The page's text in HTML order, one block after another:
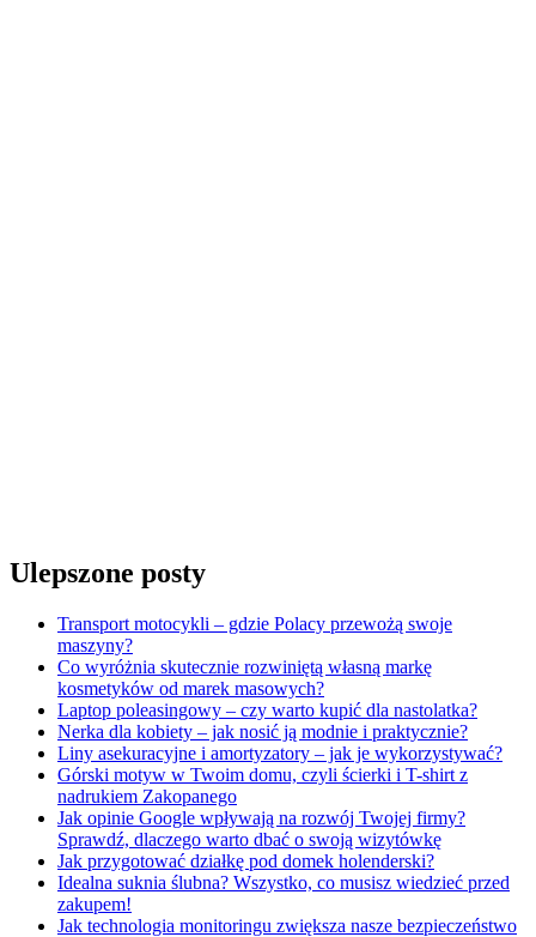
Ulepszone posty
Transport motocykli – gdzie Polacy przewożą swoje
maszyny?
Co wyróżnia skutecznie rozwiniętą własną markę
kosmetyków od marek masowych?
Laptop poleasingowy – czy warto kupić dla nastolatka?
Nerka dla kobiety – jak nosić ją modnie i praktycznie?
Liny asekuracyjne i amortyzatory – jak je wykorzystywać?
Górski motyw w Twoim domu, czyli ścierki i T-shirt z
nadrukiem Zakopanego
Jak opinie Google wpływają na rozwój Twojej firmy?
Sprawdź, dlaczego warto dbać o swoją wizytówkę
Jak przygotować działkę pod domek holenderski?
Idealna suknia ślubna? Wszystko, co musisz wiedzieć przed
zakupem!
Jak technologia monitoringu zwiększa nasze bezpieczeństwo